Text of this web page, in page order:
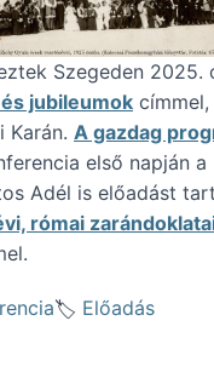
Szegeden 2025.
jubileumok címmel,
Karán. A gazdag
első napján a
Adél is előadást
római
Előadás